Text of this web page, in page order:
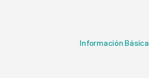
Información Básica